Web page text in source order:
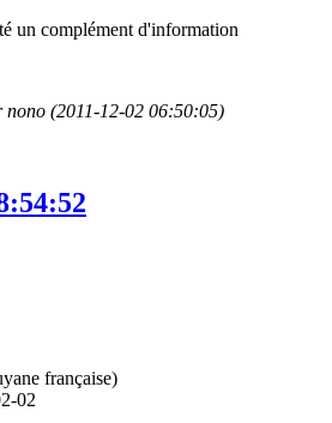
un complément d'information
(2011-12-02 06:50:05)
française)
02